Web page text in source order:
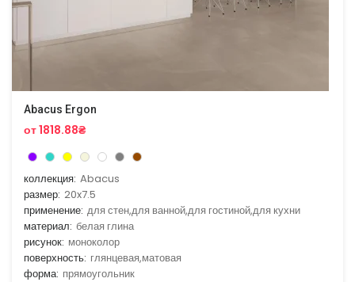
Abacus Ergon
от 1818.88₴
коллекция: Abacus
размер: 20x7.5
применение: для стен,для ванной,для гостиной,для кухни
материал: белая глина
рисунок: моноколор
поверхность: глянцевая,матовая
форма: прямоугольник